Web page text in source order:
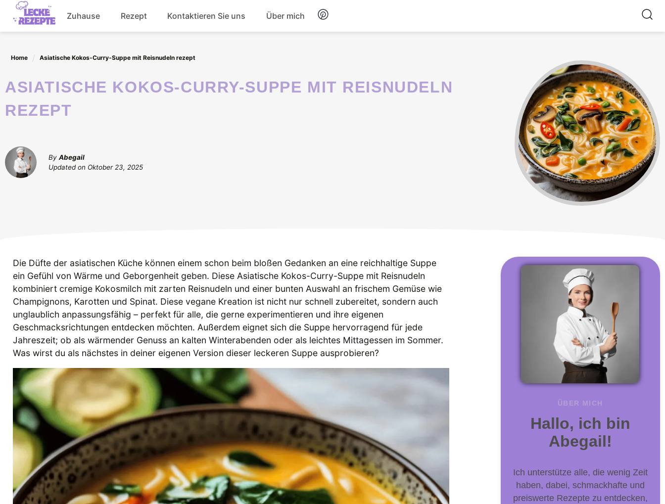
Skip
content
Zuhause Rezept Kontaktieren Sie uns Über mich
Home Asiatische Kokos-Curry-Suppe mit Reisnudeln rezept
ASIATISCHE KOKOS-CURRY-SUPPE MIT REISNUDELN
REZEPT
By Abegail
Updated on Oktober 23, 2025
Die Düfte der asiatischen Küche können einem schon beim bloßen Gedanken an eine reichhaltige Suppe
ein Gefühl von Wärme und Geborgenheit geben. Diese Asiatische Kokos-Curry-Suppe mit Reisnudeln
kombiniert cremige Kokosmilch mit zarten Reisnudeln und einer bunten Auswahl an frischem Gemüse wie
Champignons, Karotten und Spinat. Diese vegane Kreation ist nicht nur schnell zubereitet, sondern auch
unglaublich anpassungsfähig – perfekt für alle, die gerne experimentieren und ihre eigenen
Geschmacksrichtungen entdecken möchten. Außerdem eignet sich die Suppe hervorragend für jede
Jahreszeit; ob als wärmender Genuss an kalten Winterabenden oder als leichtes Mittagessen im Sommer.
Was wirst du als nächstes in deiner eigenen Version dieser leckeren Suppe ausprobieren?
ÜBER MICH
Hallo, ich bin
Abegail!
Ich unterstütze alle, die wenig Zeit
haben, dabei, schmackhafte und
preiswerte Rezepte zu entdecken,